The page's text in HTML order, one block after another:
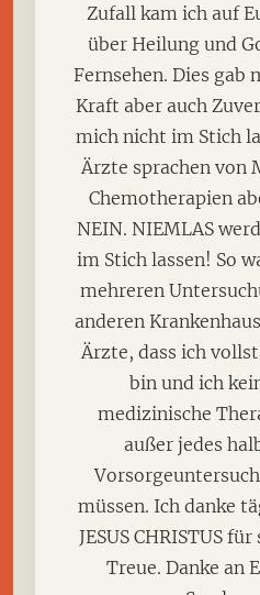
Zufall kam ich auf
über Heilung und
Fernsehen. Dies gab
Kraft aber auch
mich nicht im Stich
Ärzte sprachen von
Chemotherapien
NEIN. NIEMLAS
im Stich lassen! So
mehreren
anderen
Ärzte, dass ich
bin und ich
medizinische
außer jedes
müssen. Ich danke
JESUS CHRISTUS
Treue. Danke an